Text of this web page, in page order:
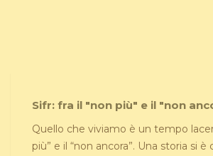
Sifr: fra il "non più" e il "non
Quello che viviamo è un tempo
più” e il “non ancora”. Una storia si è